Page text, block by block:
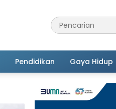
Pendidikan Gaya Hidup